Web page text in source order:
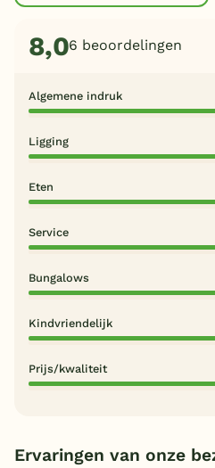
8,06 beoordelingen
Algemene indruk
Ligging
Eten
Service
Bungalows
Kindvriendelijk
Prijs/kwaliteit
Ervaringen van onze